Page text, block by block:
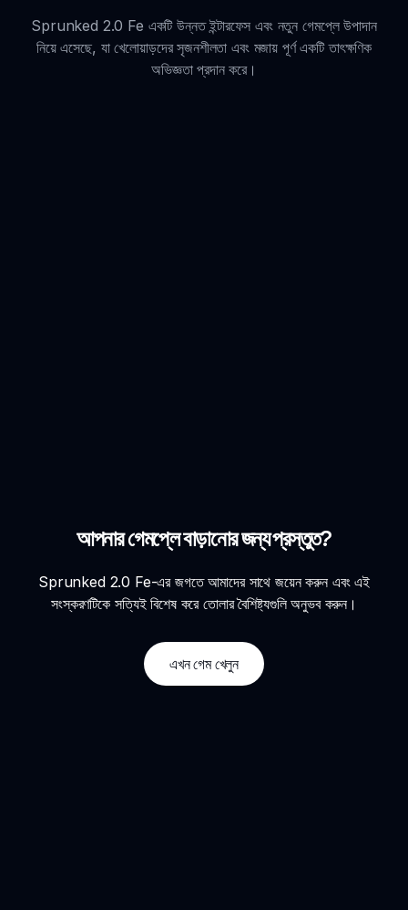
Sprunked 2.0 Fe একটি উন্নত ইন্টারফেস এবং নতুন গেমপ্লে উপাদান
নিয়ে এসেছে, যা খেলোয়াড়দের সৃজনশীলতা এবং মজায় পূর্ণ একটি তাৎক্ষণিক
অভিজ্ঞতা প্রদান করে।
আপনার গেমপ্লে বাড়ানোর জন্য প্রস্তুত?
Sprunked 2.0 Fe-এর জগতে আমাদের সাথে জয়েন করুন এবং এই
সংস্করণটিকে সত্যিই বিশেষ করে তোলার বৈশিষ্ট্যগুলি অনুভব করুন।
এখন গেম খেলুন